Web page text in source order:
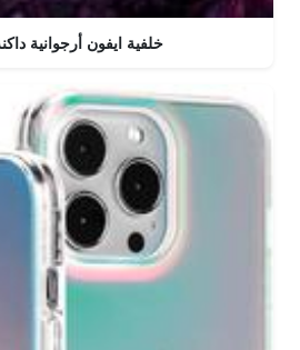
خلفية ايفون أرجوانية